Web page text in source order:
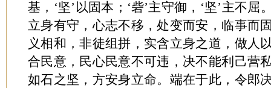
基，‘坚’以固本；‘砦’主守御，‘坚’主不
立身有守，心志不移，处变而安，临事而
义相和，非徒组拼，实含立身之道，做人
合民意，民心民意不可违，决不能利己营
如石之坚，方安身立命。端在于此，令郎